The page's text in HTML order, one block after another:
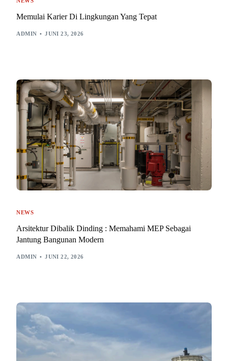
Memulai Karier Di Lingkungan Yang Tepat
ADMIN JUNI 23, 2026
NEWS
Arsitektur Dibalik Dinding : Memahami MEP Sebagai
Jantung Bangunan Modern
ADMIN JUNI 22, 2026